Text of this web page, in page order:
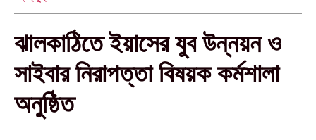
ঝালকাঠিতে ইয়াসের যুব উন্নয়ন ও
সাইবার নিরাপত্তা বিষয়ক কর্মশালা
অনুষ্ঠিত